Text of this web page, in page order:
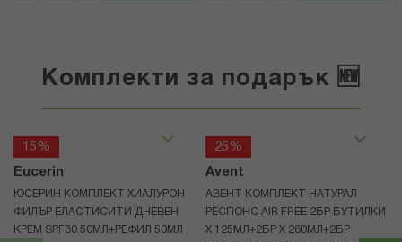
Комплекти за подарък 🆕
15%
Eucerin
ЮСЕРИН КОМПЛЕКТ ХИАЛУРОН
ФИЛЪР ЕЛАСТИСИТИ ДНЕВЕН
КРЕМ SPF30 50МЛ+РЕФИЛ 50МЛ
25%
Avent
АВЕНТ КОМПЛЕКТ НАТУРАЛ
РЕСПОНС AIR FREE 2БР БУТИЛКИ
Х 125МЛ+2БР Х 260МЛ+2БР